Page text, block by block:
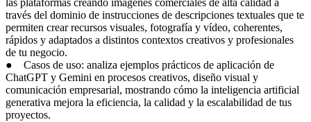
las plataformas creando imágenes comerciales de alta calidad a
través del dominio de instrucciones de descripciones textuales que te
permiten crear recursos visuales, fotografía y vídeo, coherentes,
rápidos y adaptados a distintos contextos creativos y profesionales
de tu negocio.
● Casos de uso: analiza ejemplos prácticos de aplicación de
ChatGPT y Gemini en procesos creativos, diseño visual y
comunicación empresarial, mostrando cómo la inteligencia artificial
generativa mejora la eficiencia, la calidad y la escalabilidad de tus
proyectos.